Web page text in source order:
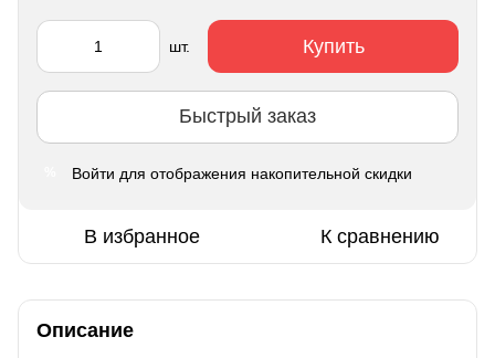
шт. Купить
Быстрый заказ
Войти для отображения накопительной скидки
В избранное К сравнению
Описание